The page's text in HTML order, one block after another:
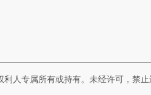
人专属所有或持有。未经许可，禁